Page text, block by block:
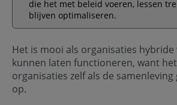
die het met beleid voeren, lessen
blijven optimaliseren.
Het is mooi als organisaties hybride
kunnen laten functioneren, want
organisaties zelf als de
op.